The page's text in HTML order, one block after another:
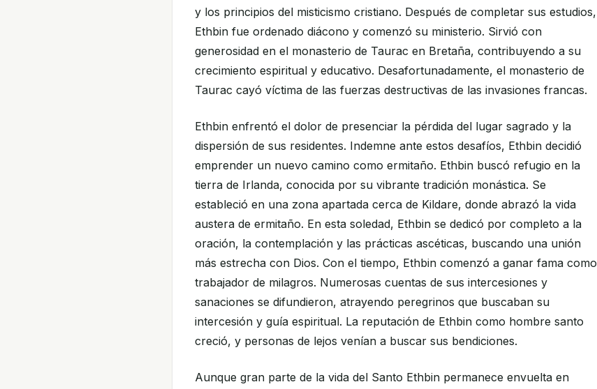
y los principios del misticismo cristiano. Después de completar sus estudios,
Ethbin fue ordenado diácono y comenzó su ministerio. Sirvió con
generosidad en el monasterio de Taurac en Bretaña, contribuyendo a su
crecimiento espiritual y educativo. Desafortunadamente, el monasterio de
Taurac cayó víctima de las fuerzas destructivas de las invasiones francas.
Ethbin enfrentó el dolor de presenciar la pérdida del lugar sagrado y la
dispersión de sus residentes. Indemne ante estos desafíos, Ethbin decidió
emprender un nuevo camino como ermitaño. Ethbin buscó refugio en la
tierra de Irlanda, conocida por su vibrante tradición monástica. Se
estableció en una zona apartada cerca de Kildare, donde abrazó la vida
austera de ermitaño. En esta soledad, Ethbin se dedicó por completo a la
oración, la contemplación y las prácticas ascéticas, buscando una unión
más estrecha con Dios. Con el tiempo, Ethbin comenzó a ganar fama como
trabajador de milagros. Numerosas cuentas de sus intercesiones y
sanaciones se difundieron, atrayendo peregrinos que buscaban su
intercesión y guía espiritual. La reputación de Ethbin como hombre santo
creció, y personas de lejos venían a buscar sus bendiciones.
Aunque gran parte de la vida del Santo Ethbin permanece envuelta en